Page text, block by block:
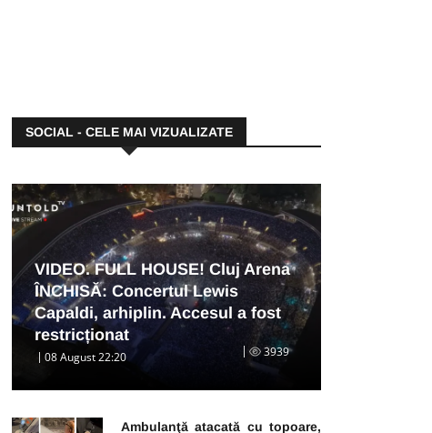
SOCIAL - CELE MAI VIZUALIZATE
VIDEO. FULL HOUSE! Cluj Arena
ÎNCHISĂ: Concertul Lewis
Capaldi, arhiplin. Accesul a fost
restricționat
08 August 22:20 3939
Ambulanţă atacată cu topoare,